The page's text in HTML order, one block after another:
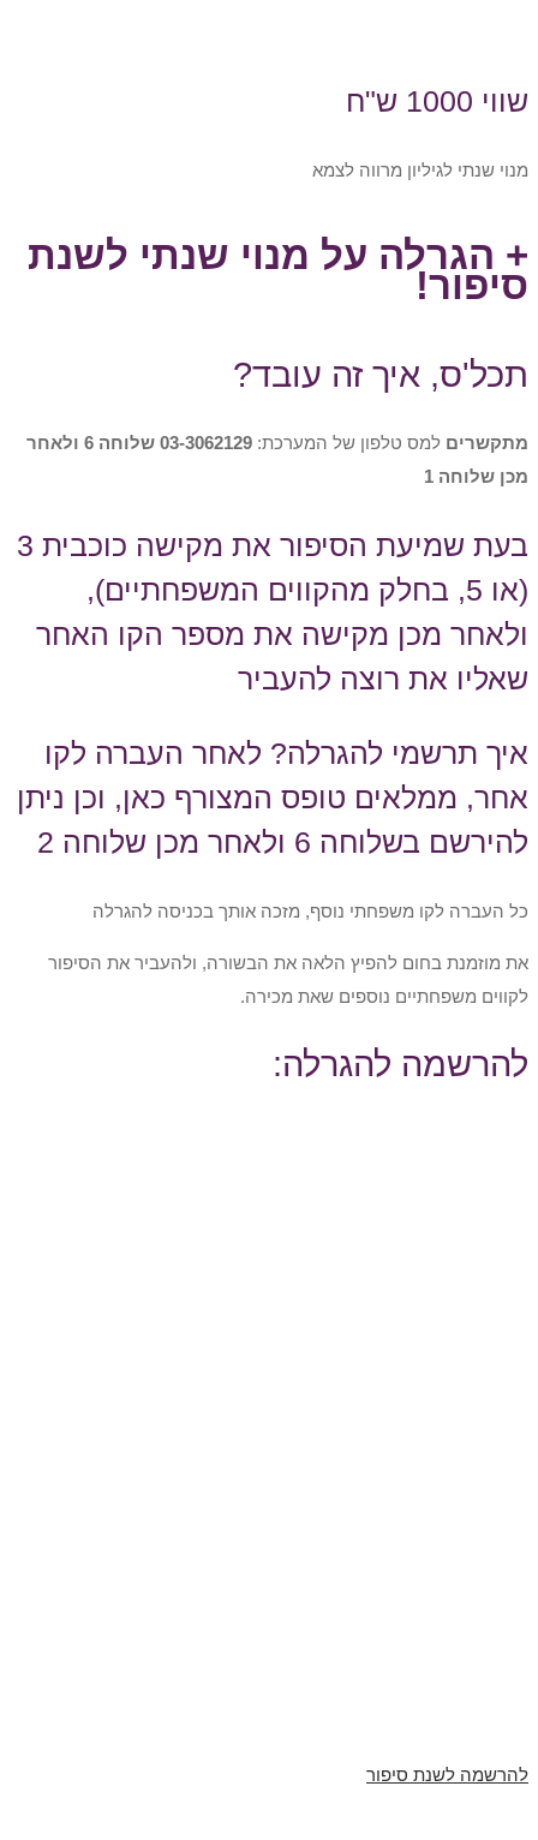
שווי 1000 ש"ח
מנוי שנתי לגיליון מרווה לצמא
+ הגרלה על מנוי שנתי לשנת
סיפור!
תכל'ס, איך זה עובד?
מתקשרים למס טלפון של המערכת:
03-3062129 שלוחה 6 ולאחר
מכן שלוחה 1
בעת שמיעת הסיפור את מקישה כוכבית 3
(או 5, בחלק מהקווים המשפחתיים),
ולאחר מכן מקישה את מספר הקו האחר
שאליו את רוצה להעביר
איך תרשמי להגרלה? לאחר העברה לקו
אחר, ממלאים טופס המצורף כאן, וכן ניתן
להירשם בשלוחה 6 ולאחר מכן שלוחה 2
כל העברה לקו משפחתי נוסף, מזכה אותך בכניסה להגרלה
את מוזמנת בחום להפיץ הלאה את הבשורה, ולהעביר את הסיפור
לקווים משפחתיים נוספים שאת מכירה.
להרשמה להגרלה:
להרשמה לשנת סיפור